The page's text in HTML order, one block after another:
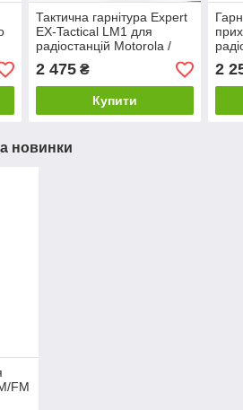
Тактична гарнітура Expert
EX-Tactical LM1 для
радіостанцій Motorola /
2 475₴
Купити
2
новинки
FM